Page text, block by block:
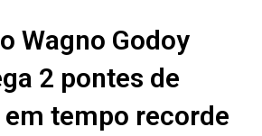
Wagno Godoy
2 pontes de
tempo recorde